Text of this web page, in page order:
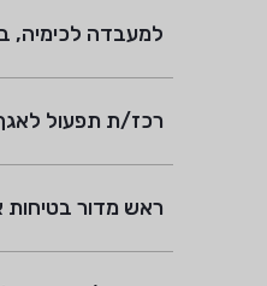
למעבדה לכימיה,
רכז/ת תפעול לאגף
ראש מדור בטיחות אש